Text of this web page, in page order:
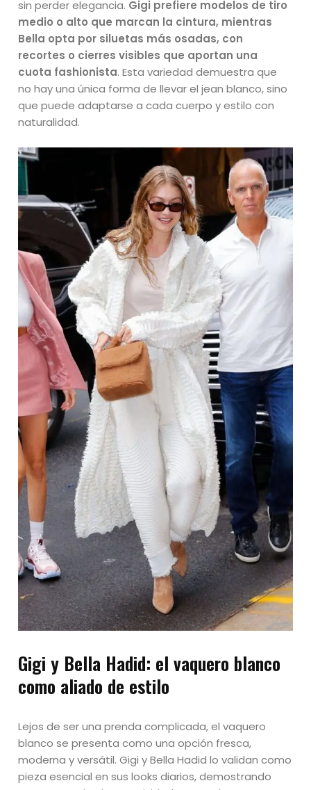
sin perder elegancia. Gigi prefiere modelos de tiro
medio o alto que marcan la cintura, mientras
Bella opta por siluetas más osadas, con
recortes o cierres visibles que aportan una
cuota fashionista. Esta variedad demuestra que
no hay una única forma de llevar el jean blanco, sino
que puede adaptarse a cada cuerpo y estilo con
naturalidad.
Gigi y Bella Hadid: el vaquero blanco
como aliado de estilo
Lejos de ser una prenda complicada, el vaquero
blanco se presenta como una opción fresca,
moderna y versátil. Gigi y Bella Hadid lo validan como
pieza esencial en sus looks diarios, demostrando